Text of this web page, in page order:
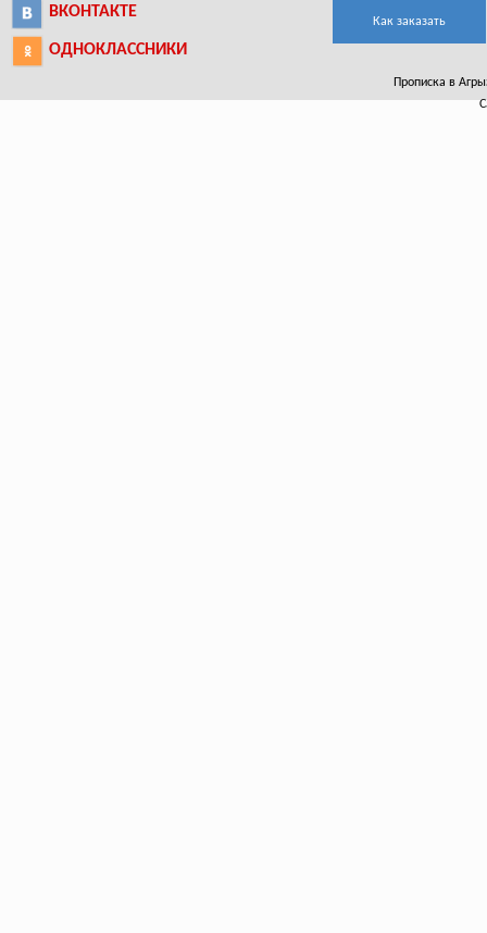
ВКОНТАКТЕ
ОДНОКЛАССНИКИ
Как заказать
Прописка в